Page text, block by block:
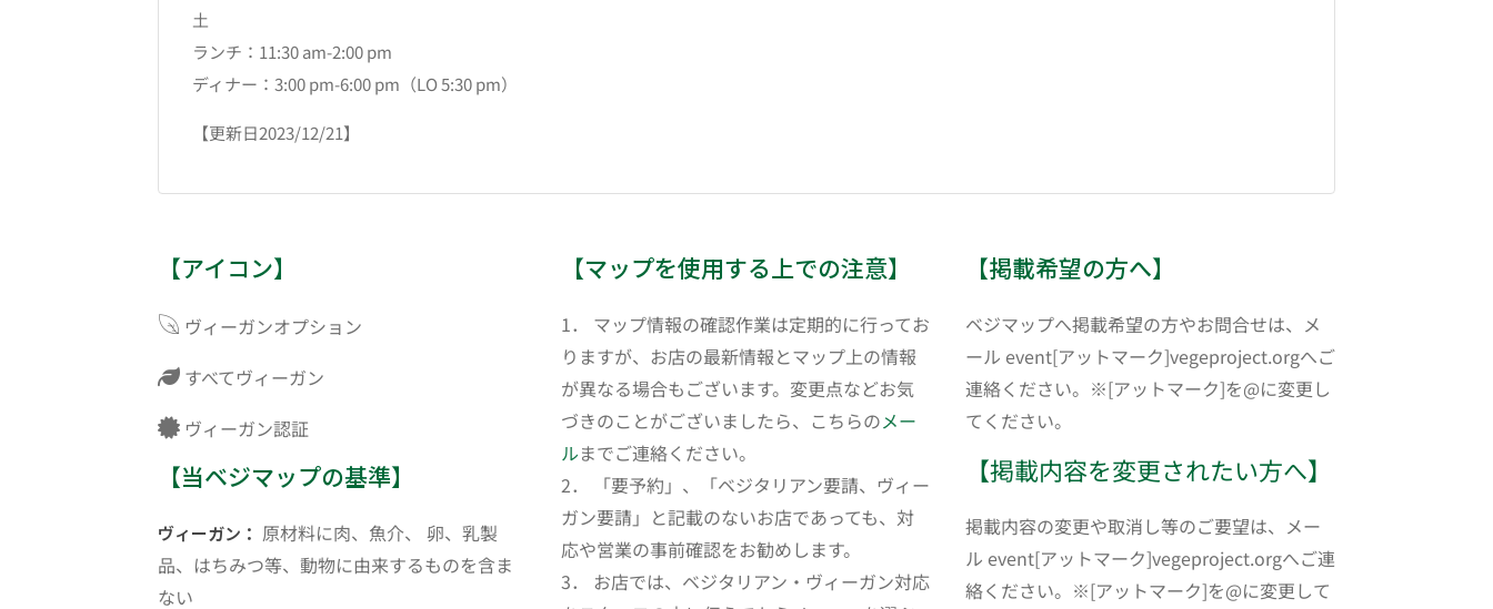
土
ランチ：11:30 am-2:00 pm
ディナー：3:00 pm-6:00 pm（LO 5:30 pm）
【更新日2023/12/21】
【アイコン】
ヴィーガンオプション
すべてヴィーガン
ヴィーガン認証
【当ベジマップの基準】
ヴィーガン： 原材料に肉、魚介、 卵、乳製
品、はちみつ等、動物に由来するものを含ま
ない
【マップを使用する上での注意】
1． マップ情報の確認作業は定期的に行ってお
りますが、お店の最新情報とマップ上の情報
が異なる場合もございます。変更点などお気
づきのことがございましたら、こちらのメー
ルまでご連絡ください。
2． 「要予約」、「ベジタリアン要請、ヴィー
ガン要請」と記載のないお店であっても、対
応や営業の事前確認をお勧めします。
3． お店では、ベジタリアン・ヴィーガン対応
【掲載希望の方へ】
ベジマップへ掲載希望の方やお問合せは、メ
ール event[アットマーク]vegeproject.orgへご
連絡ください。※[アットマーク]を@に変更し
てください。
【掲載内容を変更されたい方へ】
掲載内容の変更や取消し等のご要望は、メー
ル event[アットマーク]vegeproject.orgへご連
絡ください。※[アットマーク]を@に変更して